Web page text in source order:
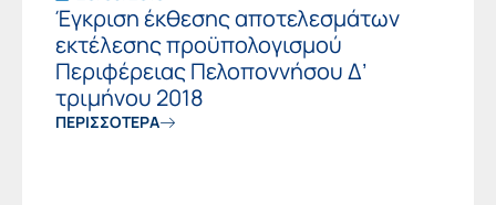
Έγκριση έκθεσης αποτελεσμάτων
εκτέλεσης προϋπολογισμού
Περιφέρειας Πελοποννήσου Δ’
τριμήνου 2018
ΠΕΡΙΣΣΟΤΕΡΑ